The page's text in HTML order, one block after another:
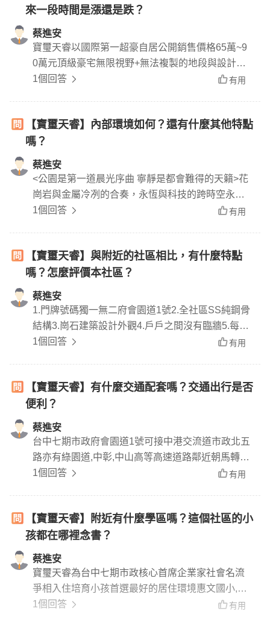
來一段時間是漲還是跌？
蔡進安
寶璽天睿以國際第一超豪自居公開銷售價格65萬~9
0萬元頂級豪宅無限視野+無法複製的地段與設計規
劃戶數稀少尊貴64戶價格只有地板價沒有天花板價
計團隊操刀，共65戶，規劃地上38層、地下4層，
坪數規劃168、185坪，單層雙併四梯，分別為3部
客梯1部貨梯，成交總價帶落在1.3至1.4億元。
1個回答 有用
【寶璽天睿】內部環境如何？還有什麼其他特點
嗎？
蔡進安
<公園是第一道晨光序曲 寧靜是都會難得的天籟>花
崗岩與金屬冷冽的合奏，永恆與科技的跨時空永恆;
光影躍動，沉穩洗鍊，簡約而自然。台中七期十字
來之筆，將庭園廊道化身台灣首件公共空間設計創
作。挑高10.6米大廳演繹國際精品飯店豪級尺度，
高掛著的是全亞洲唯一手工雕塑;2019年歐洲設計大
獎，超大型ASR Murano玻璃吊燈，這是前所未有
的視覺震撼，百聞不如親睹。
1個回答 有用
【寶璽天睿】與附近的社區相比，有什麼特點
嗎？怎麼評價本社區？
蔡進安
1.門牌號碼獨一無二府會園道1號2.全社區SS純鋼骨
結構3.崗石建築設計外觀4.戶戶之間沒有臨牆5.每戶
面寬達27米6.每戶標配義大利頂級千萬名廚Valcuci
1個回答 有用
【寶璽天睿】有什麼交通配套嗎？交通出行是否
便利？
蔡進安
台中七期市政府會園道1號可接中港交流道市政北五
路亦有綠園道,中彰,中山高等高速道路鄰近朝馬轉運
站,交通非常便利
1個回答 有用
【寶璽天睿】附近有什麼學區嗎？這個社區的小
孩都在哪裡念書？
蔡進安
寶璽天睿為台中七期市政核心首席企業家社會名流
爭相入住培育小孩首選最好的居住環境惠文國小,惠
文國中,惠文高中12年國教免接送,距離學校僅1300
1個回答 有用